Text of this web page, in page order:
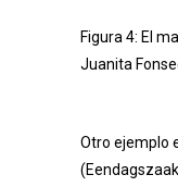
Figura 4: El
Juanita
Otro ejemplo